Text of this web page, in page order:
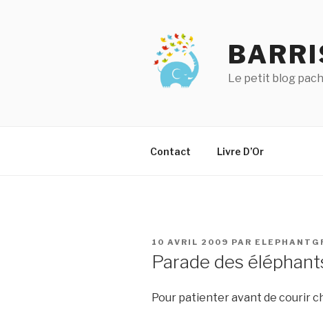
Le petit blog
Contact Livre D’Or
PUBLIÉ
10 AVRIL 2009 PAR
Parade des
Pour patienter avant de courir